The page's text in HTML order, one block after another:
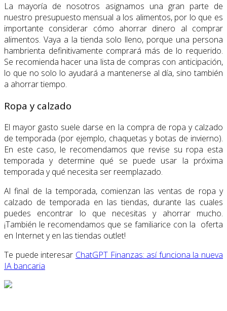
La mayoría de nosotros asignamos una gran parte de
nuestro presupuesto mensual a los alimentos, por lo que es
importante considerar cómo ahorrar dinero al comprar
alimentos. Vaya a la tienda solo lleno, porque una persona
hambrienta definitivamente comprará más de lo requerido.
Se recomienda hacer una lista de compras con anticipación,
lo que no solo lo ayudará a mantenerse al día, sino también
a ahorrar tiempo.
Ropa y calzado
El mayor gasto suele darse en la compra de ropa y calzado
de temporada (por ejemplo, chaquetas y botas de invierno).
En este caso, le recomendamos que revise su ropa esta
temporada y determine qué se puede usar la próxima
temporada y qué necesita ser reemplazado.
Al final de la temporada, comienzan las ventas de ropa y
calzado de temporada en las tiendas, durante las cuales
puedes encontrar lo que necesitas y ahorrar mucho.
¡También le recomendamos que se familiarice con la oferta
en Internet y en las tiendas outlet!
Te puede interesar ChatGPT Finanzas: así funciona la nueva
IA bancaria